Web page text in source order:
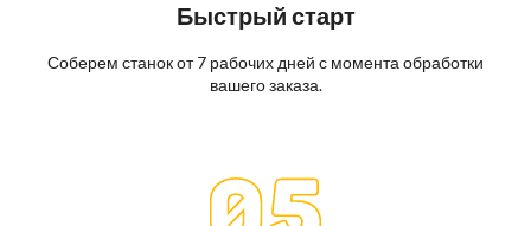
Быстрый старт
Соберем станок от 7 рабочих дней с момента обработки
вашего заказа.